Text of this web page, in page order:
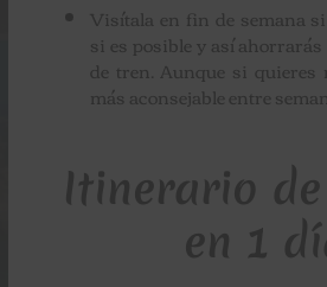
Visítala en fin de semana
si es posible y así
de tren. Aunque si
más aconsejable entre
Itinerario
en 1